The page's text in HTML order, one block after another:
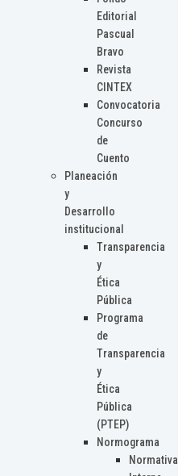
Editorial
Pascual
Bravo
Revista
CINTEX
Convocatoria
Concurso
de
Cuento
Planeación
y
Desarrollo
institucional
Transparencia
y
Ética
Pública
Programa
de
Transparencia
y
Ética
Pública
(PTEP)
Normograma
Normativa